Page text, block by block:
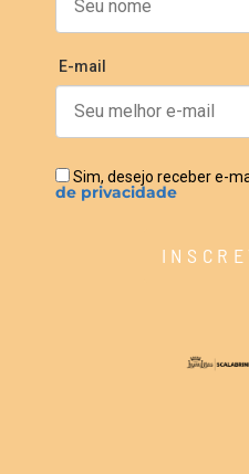
E-mail
Sim, desejo receber e-
de privacidade